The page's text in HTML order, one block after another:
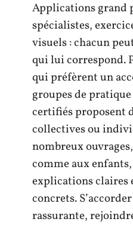
Applications grand
spécialistes,
visuels : chacun
qui lui correspond.
qui préfèrent un
groupes de
certifiés proposent
collectives ou
nombreux
comme aux
explications claires
concrets.
rassurante,